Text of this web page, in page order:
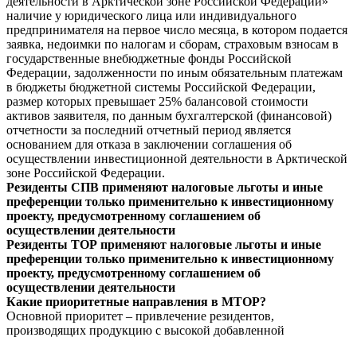
наличие у юридического лица или индивидуального
предпринимателя на первое число месяца, в котором подается
заявка, недоимки по налогам и сборам, страховым взносам в
государственные внебюджетные фонды Российской
Федерации, задолженности по иным обязательным платежам
в бюджеты бюджетной системы Российской Федерации,
размер которых превышает 25% балансовой стоимости
активов заявителя, по данным бухгалтерской (финансовой)
отчетности за последний отчетный период является
основанием для отказа в заключении соглашения об
осуществлении инвестиционной деятельности в Арктической
зоне Российской Федерации.
Резиденты СПВ применяют налоговые льготы и иные
преференции только применительно к инвестиционному
проекту, предусмотренному соглашением об
осуществлении деятельности
Резиденты ТОР применяют налоговые льготы и иные
преференции только применительно к инвестиционному
проекту, предусмотренному соглашением об
осуществлении деятельности
Какие приоритетные направления в МТОР?
Основной приоритет – привлечение резидентов,
производящих продукцию с высокой добавленной